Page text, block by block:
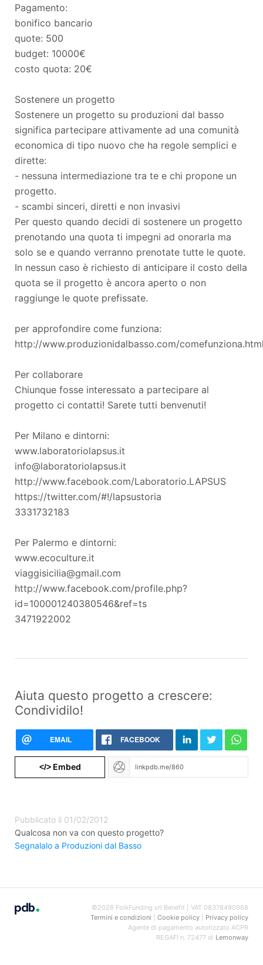
Pagamento:
bonifico bancario
quote: 500
budget: 10000€
costo quota: 20€
Sostenere un progetto
Sostenere un progetto su produzioni dal basso
significa partecipare attivamente ad una comunità
economica di tipo nuovo che ha regole semplici e
dirette:
- nessuna intermediazione tra te e chi propone un
progetto.
- scambi sinceri, diretti e non invasivi
Per questo quando decidi di sostenere un progetto
prenotando una quota ti impegni ad onorarla ma
solo se e quando verranno prenotate tutte le quote.
In nessun caso è richiesto di anticipare il costo della
quota se il progetto è ancora aperto o non
raggiunge le quote prefissate.
per approfondire come funziona:
http://www.produzionidalbasso.com/
Per collaborare
Chiunque fosse interessato a partecipare al
progetto ci contatti! Sarete tutti benvenuti!
Per Milano e dintorni:
www.laboratoriolapsus.it
info@laboratoriolapsus.it
http://www.facebook.com/Laboratorio.LAPSUS
https://twitter.com/#!/lapsustoria
3331732183
Per Palermo e dintorni:
www.ecoculture.it
viaggisicilia@gmail.com
http://www.facebook.com/profile.php?
id=100001240380546&ref=ts
3471922002
Aiuta questo progetto a crescere:
Condividilo!
EMAIL FACEBOOK
</>Embed
Pubblicato il 01/02/2012
Qualcosa non va con questo progetto?
Segnalalo a Produzioni dal Basso
©2026 FolkFunding srl Benefit | VAT 08378490968
Termini e condizioni
Cookie policy| Privacy policy
Agente di pagamento autorizzato ACPR
REGAFI n. 72477 di Lemonway